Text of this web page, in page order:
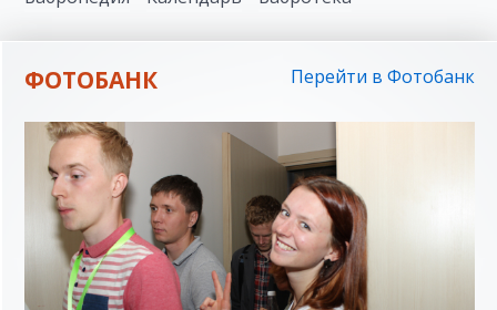
ФОТОБАНК Перейти в Фотобанк